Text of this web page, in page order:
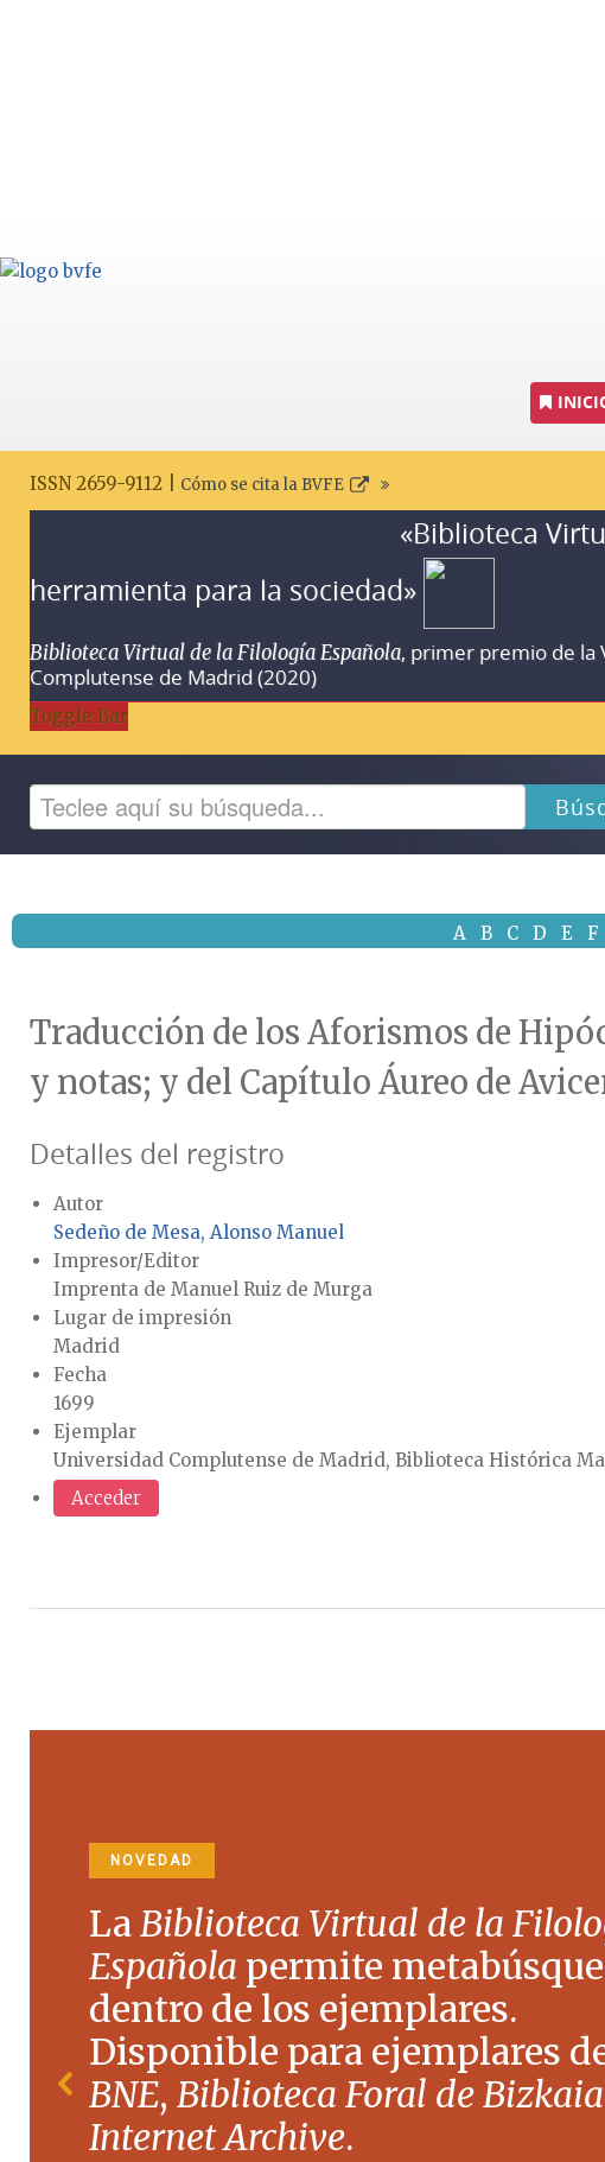
ISSN 2659-9112 | Cómo se cita la BVFE
«Biblioteca
herramienta para la sociedad»
Biblioteca Virtual de la Filología Española, primer premio de la
Complutense de Madrid (2020)
Toggle Bar
A B C D E F
Traducción de los Aforismos de
y notas; y del Capítulo Áureo de
Detalles del registro
Autor
Sedeño de Mesa, Alonso Manuel
Impresor/Editor
Imprenta de Manuel Ruiz de Murga
Lugar de impresión
Madrid
Fecha
1699
Ejemplar
Universidad Complutense de Madrid, Biblioteca Histórica
Acceder
NOVEDAD
LaBiblioteca Virtual de la
Española permite
dentro de los ejemplares.
Disponible para ejemplares
BNE, Biblioteca Foral de Bizkaia
Internet Archive.